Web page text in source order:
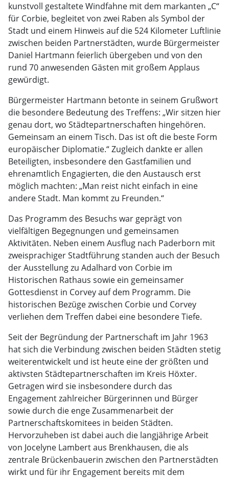
kunstvoll gestaltete Windfahne mit dem markanten „C“
für Corbie, begleitet von zwei Raben als Symbol der
Stadt und einem Hinweis auf die 524 Kilometer Luftlinie
zwischen beiden Partnerstädten, wurde Bürgermeister
Daniel Hartmann feierlich übergeben und von den
rund 70 anwesenden Gästen mit großem Applaus
gewürdigt.
Bürgermeister Hartmann betonte in seinem Grußwort
die besondere Bedeutung des Treffens: „Wir sitzen hier
genau dort, wo Städtepartnerschaften hingehören.
Gemeinsam an einem Tisch. Das ist oft die beste Form
europäischer Diplomatie.“ Zugleich dankte er allen
Beteiligten, insbesondere den Gastfamilien und
ehrenamtlich Engagierten, die den Austausch erst
möglich machten: „Man reist nicht einfach in eine
andere Stadt. Man kommt zu Freunden.“
Das Programm des Besuchs war geprägt von
vielfältigen Begegnungen und gemeinsamen
Aktivitäten. Neben einem Ausflug nach Paderborn mit
zweisprachiger Stadtführung standen auch der Besuch
der Ausstellung zu Adalhard von Corbie im
Historischen Rathaus sowie ein gemeinsamer
Gottesdienst in Corvey auf dem Programm. Die
historischen Bezüge zwischen Corbie und Corvey
verliehen dem Treffen dabei eine besondere Tiefe.
Seit der Begründung der Partnerschaft im Jahr 1963
hat sich die Verbindung zwischen beiden Städten stetig
weiterentwickelt und ist heute eine der größten und
aktivsten Städtepartnerschaften im Kreis Höxter.
Getragen wird sie insbesondere durch das
Engagement zahlreicher Bürgerinnen und Bürger
sowie durch die enge Zusammenarbeit der
Partnerschaftskomitees in beiden Städten.
Hervorzuheben ist dabei auch die langjährige Arbeit
von Jocelyne Lambert aus Brenkhausen, die als
zentrale Brückenbauerin zwischen den Partnerstädten
wirkt und für ihr Engagement bereits mit dem